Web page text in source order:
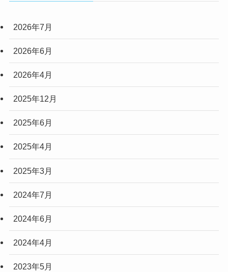
2026年7月
2026年6月
2026年4月
2025年12月
2025年6月
2025年4月
2025年3月
2024年7月
2024年6月
2024年4月
2023年5月